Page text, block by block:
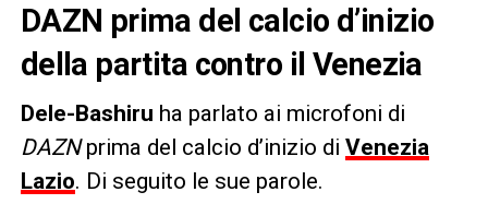
DAZN prima del calcio d’inizio
della partita contro il Venezia
Dele-Bashiru ha parlato ai microfoni di
DAZNprima del calcio d’inizio di Venezia
Lazio. Di seguito le sue parole.